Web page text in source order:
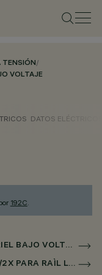
TENSIÓN/
VOLTAJE
DATOS
192C.
LASER BLADE XS HIGH CONTRAST - RIEL BAJO VOLTAJE
LASER BLADE XS HIGH CONTRAST 1X/2X PARA RAÌL LOW VOLTAGE CASAMBI